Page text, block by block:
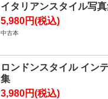
イタリアンスタイル写
5,980円(税込)
中古本
ロンドンスタイル イン
集
3,980円(税込)